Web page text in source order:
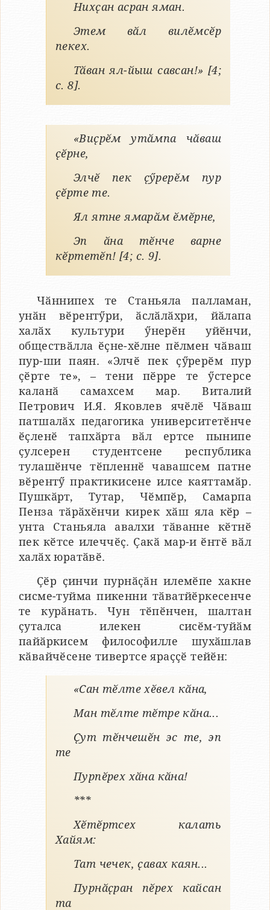
Нихҫан асран яман.
Этем вӑл вилӗмсӗр
пекех.
Тӑван ял-йыш савсан!» [4;
с. 8].
«Виҫрӗм утӑмпа чӑваш
ҫӗрне,
Элчӗ пек ҫӳрерӗм пур
ҫӗрте те.
Ял ятне ямарӑм ӗмӗрне,
Эп ӑна тӗнче варне
кӗртетӗп! [4; с. 9].
Чӑннипех те Станьяла палламан,
унӑн вӗрентӳри, ӑслӑлӑхри, йӑлапа
халӑх культури ӳнерӗн уйӗнчи,
обществӑлла ӗҫне-хӗлне пӗлмен чӑваш
пур-ши паян. «Элчӗ пек ҫӳрерӗм пур
ҫӗрте те», – тени пӗрре те ӳстерсе
каланӑ самахсем мар. Виталий
Петрович И.Я. Яковлев ячӗлӗ Чӑваш
патшалӑх педагогика университетӗнче
ӗҫленӗ тапхӑрта вӑл ертсе пынипе
ҫулсерен студентсене республика
тулашӗнче тӗпленнӗ чавашсем патне
вӗрентӳ практикисене илсе каяттамӑр.
Пушкӑрт, Тутар, Чӗмпӗр, Самарпа
Пенза тӑрӑхӗнчи кирек хӑш яла кӗр –
унта Станьяла авалхи тӑванне кӗтнӗ
пек кӗтсе илеччӗҫ. Ҫакӑ мар-и ӗнтӗ вӑл
халӑх юратӑвӗ.
Ҫӗр ҫинчи пурнӑҫӑн илемӗпе хакне
сисме-туйма пикенни тӑватйӗркесенче
те курӑнать. Чун тӗпӗнчен, шалтан
ҫуталса илекен сисӗм-туйӑм
пайӑркисем философилле шухӑшлав
кӑвайчӗсене тивертсе яраҫҫӗ тейӗн:
«Сан тӗлте хӗвел кӑна,
Ман тӗлте тӗтре кӑна...
Ҫут тӗнчешӗн эс те, эп
те
Пурпӗрех хӑна кӑна!
***
Хӗтӗртсех калать
Хайям:
Тат чечек, ҫавах каян...
Пурнӑҫран пӗрех кайсан
та